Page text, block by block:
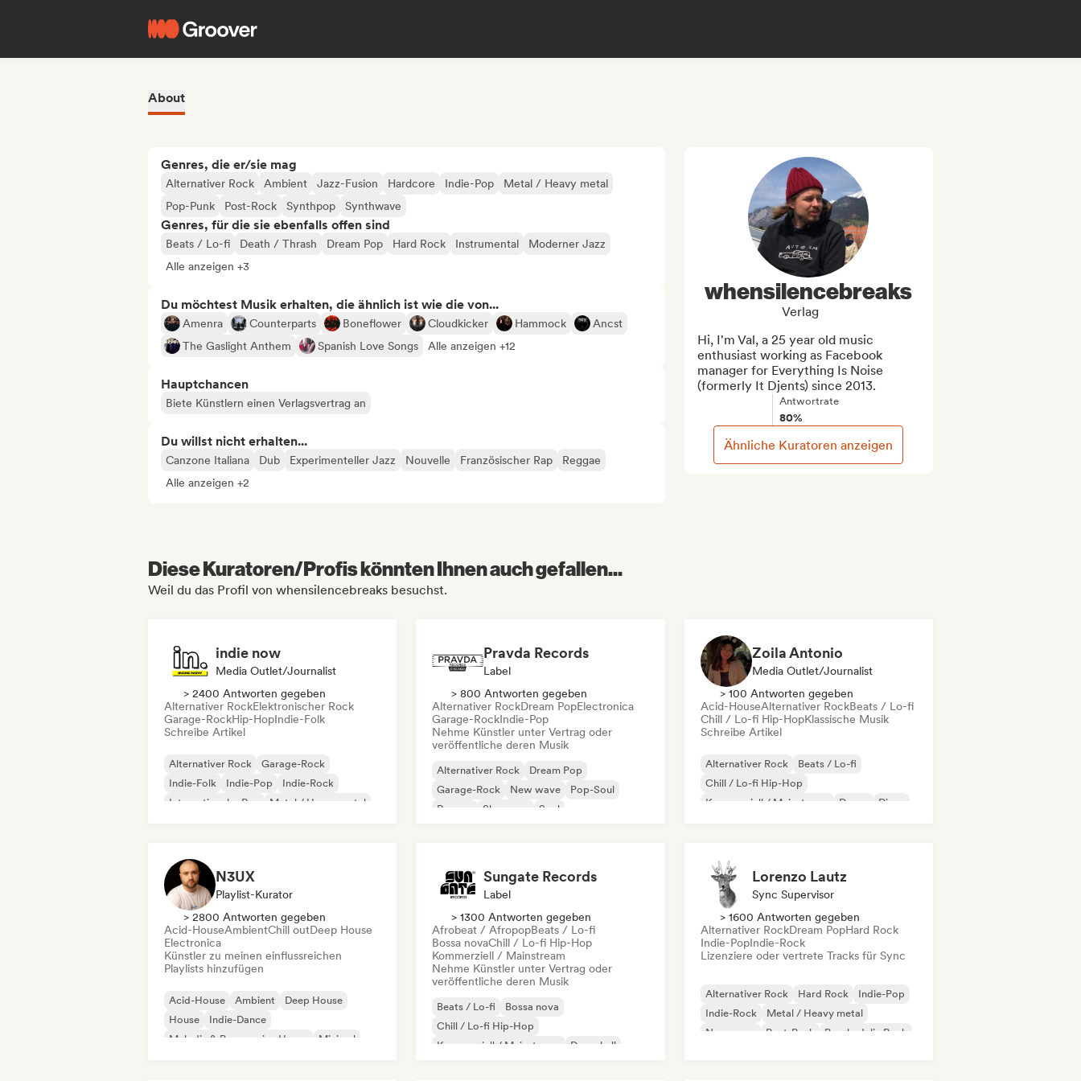
About
Genres, die er/sie mag
Alternativer Rock Ambient Jazz-Fusion Hardcore Indie-Pop
Metal / Heavy metal
Pop-Punk
Post-Rock Synthpop Synthwave
Genres, für die sie ebenfalls offen sind
Beats / Lo-fi Death / Thrash Dream Pop Hard Rock Instrumental
Moderner Jazz
Alle anzeigen +3
Du möchtest Musik erhalten, die ähnlich ist wie die von...
Amenra Counterparts Boneflower Cloudkicker Hammock
Ancst
The Gaslight Anthem
Spanish Love Songs Alle anzeigen +12
Hauptchancen
Biete Künstlern einen Verlagsvertrag an
Du willst nicht erhalten...
Canzone Italiana Dub Experimenteller Jazz Nouvelle Französischer Rap
Reggae
Alle anzeigen +2
whensilencebreaks
Verlag
Hi, I'm Val, a 25 year old music
enthusiast working as Facebook
manager for Everything Is Noise
(formerly It Djents) since 2013.
Antwortrate
80%
Ähnliche Kuratoren anzeigen
Diese Kuratoren/Profis könnten Ihnen auch gefallen...
Weil du das Profil von whensilencebreaks besuchst.
indie now
Media Outlet/Journalist
> 2400 Antworten gegeben
Alternativer RockElektronischer Rock
Garage-RockHip-HopIndie-Folk
Schreibe Artikel
Alternativer Rock
Garage-Rock
Indie-Folk
Indie-Pop
Indie-Rock
Internationaler Rap
Metal / Heavy metal
Pravda Records
Label
> 800 Antworten gegeben
Alternativer RockDream PopElectronica
Garage-RockIndie-Pop
Nehme Künstler unter Vertrag oder
veröffentliche deren Musik
Alternativer Rock
Dream Pop
Garage-Rock
New wave
Pop-Soul
Reggae
Shoegaze Soul
Zoila Antonio
Media Outlet/Journalist
> 100 Antworten gegeben
Acid-HouseAlternativer RockBeats / Lo-fi
Chill / Lo-fi Hip-HopKlassische Musik
Schreibe Artikel
Alternativer Rock
Beats / Lo-fi
Chill / Lo-fi Hip-Hop
Kommerziell / Mainstream
Dance
Disco
N3UX
Playlist-Kurator
> 2800 Antworten gegeben
Acid-HouseAmbientChill outDeep House
Electronica
Künstler zu meinen einflussreichen
Playlists hinzufügen
Acid-House Ambient
Deep House
House
Indie-Dance
Melodic & Progressive House
Minimal
Sungate Records
Label
> 1300 Antworten gegeben
Afrobeat / AfropopBeats / Lo-fi
Bossa novaChill / Lo-fi Hip-Hop
Kommerziell / Mainstream
Nehme Künstler unter Vertrag oder
veröffentliche deren Musik
Beats / Lo-fi
Bossa nova
Chill / Lo-fi Hip-Hop
Kommerziell / Mainstream
Dancehall
Lorenzo Lautz
Sync Supervisor
> 1600 Antworten gegeben
Alternativer RockDream PopHard Rock
Indie-PopIndie-Rock
Lizenziere oder vertrete Tracks für Sync
Alternativer Rock Hard Rock
Indie-Pop
Indie-Rock
Metal / Heavy metal
New wave
Post-Punk Psychedelic Rock